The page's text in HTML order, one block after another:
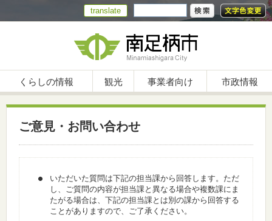
translate
くらしの情報 観光 事業者向け 市政情報
ご意見・お問い合わせ
いただいた質問は下記の担当課から回答します。ただ
し、ご質問の内容が担当課と異なる場合や複数課にま
たがる場合は、下記の担当課とは別の課から回答する
ことがありますので、ご了承ください。